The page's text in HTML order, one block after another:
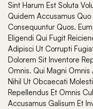
Sint Harum Est Soluta
Quidem Accusamus
Consequuntur Quos.
Eligendi Qui Fugit
Adipisci Ut Corrupti
Dolorem Sit Inventore
Omnis. Qui Magni
Nihil Ut Obcaecati
Repellendus Et Omnis
Accusamus Galisum Et